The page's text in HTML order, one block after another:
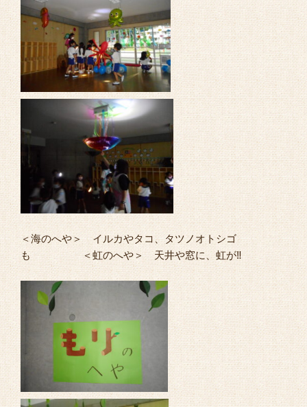
＜海のへや＞ イルカやタコ、タツノオトシゴ
も ＜虹のへや＞ 天井や窓に、虹が‼